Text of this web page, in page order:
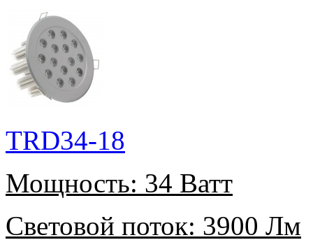
TRD34-18
Мощность: 34 Ватт
Световой поток: 3900 Лм